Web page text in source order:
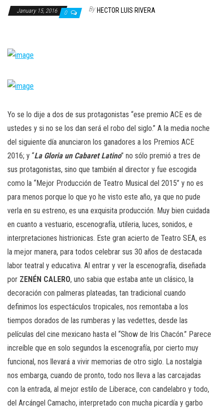
January 15, 2016 0 By HECTOR LUIS RIVERA
Yo se lo dije a dos de sus protagonistas “ese premio ACE es de
ustedes y si no se los dan será el robo del siglo.” A la media noche
del siguiente día anunciaron los ganadores a los Premios ACE
2016; y “La Gloria un Cabaret Latino” no sólo premió a tres de
sus protagonistas, sino que también al director y fue escogida
como la “Mejor Producción de Teatro Musical del 2015” y no es
para menos porque lo que yo he visto este año, ya que no pude
verla en su estreno, es una exquisita producción. Muy bien cuidada
en cuanto a vestuario, escenografía, utileria, luces, sonidos, e
interpretaciones histrionicas. Este gran acierto de Teatro SEA, es
la mejor manera, para todos celebrar sus 30 años de destacada
labor teatral y educativa. Al entrar y ver la escenografía, diseñada
por ZENÉN CALERO, uno sabia que estaba ante un clásico, la
decoración con palmeras plateadas, tan tradicional cuando
definimos los espectáculos tropicales, nos remontaba a los
tiempos dorados de las rumberas y las vedettes, desde las
películas del cine mexicano hasta el “Show de Iris Chacón.” Parece
increíble que en solo segundos la escenografía, por cierto muy
funcional, nos llevará a vivir memorias de otro siglo. La nostalgia
nos embarga, cuando de pronto, todo nos lleva a las carcajadas
con la entrada, al mejor estilo de Liberace, con candelabro y todo,
del Arcángel Camacho, interpretado con mucha picardía y garbo